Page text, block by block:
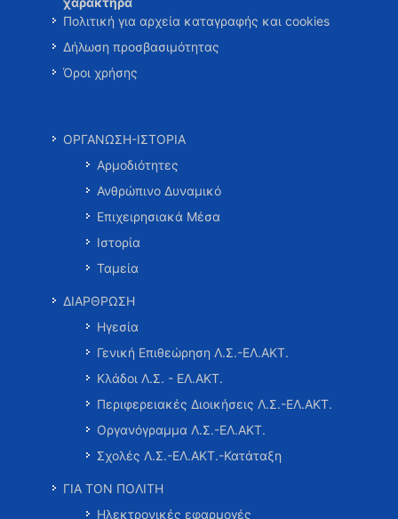
Πολιτική για αρχεία καταγραφής και cookies
Δήλωση προσβασιμότητας
Όροι χρήσης
ΟΡΓΑΝΩΣΗ-ΙΣΤΟΡΙΑ
Αρμοδιότητες
Ανθρώπινο Δυναμικό
Επιχειρησιακά Μέσα
Ιστορία
Ταμεία
ΔΙΑΡΘΡΩΣΗ
Ηγεσία
Γενική Επιθεώρηση Λ.Σ.-ΕΛ.ΑΚΤ.
Κλάδοι Λ.Σ. - ΕΛ.ΑΚΤ.
Περιφερειακές Διοικήσεις Λ.Σ.-ΕΛ.ΑΚΤ.
Οργανόγραμμα Λ.Σ.-ΕΛ.ΑΚΤ.
Σχολές Λ.Σ.-ΕΛ.ΑΚΤ.-Κατάταξη
ΓΙΑ ΤΟΝ ΠΟΛΙΤΗ
Ηλεκτρονικές εφαρμογές